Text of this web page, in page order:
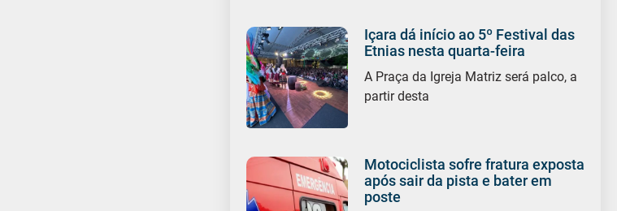
Içara dá início ao 5º Festival das
Etnias nesta quarta-feira
A Praça da Igreja Matriz será palco, a
partir desta
Motociclista sofre fratura exposta
após sair da pista e bater em
poste